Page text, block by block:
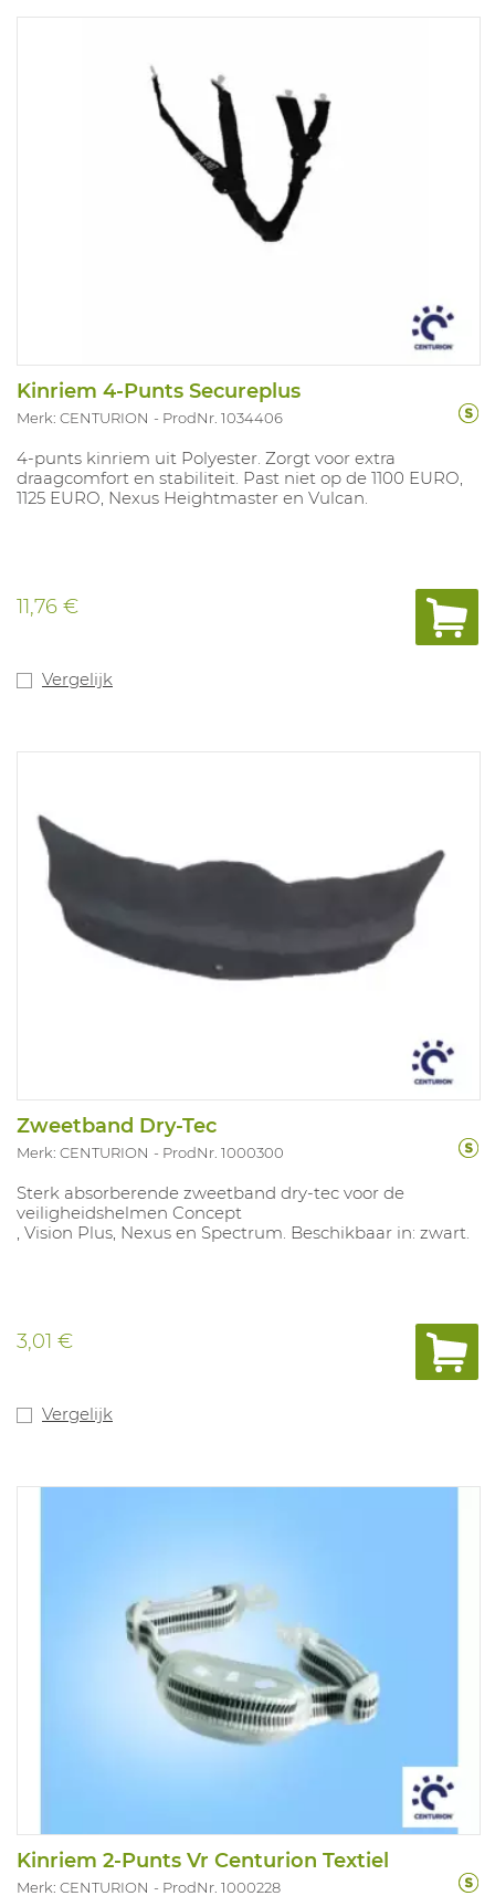
Kinriem 4-Punts Secureplus
Merk: CENTURION ProdNr. 1034406
4-punts kinriem uit Polyester. Zorgt voor extra
draagcomfort en stabiliteit. Past niet op de 1100 EURO,
1125 EURO, Nexus Heightmaster en Vulcan.
11,76 €
Vergelijk
Zweetband Dry-Tec
Merk: CENTURION ProdNr. 1000300
Sterk absorberende zweetband dry-tec voor de
veiligheidshelmen Concept
, Vision Plus, Nexus en Spectrum. Beschikbaar in: zwart.
3,01 €
Vergelijk
Kinriem 2-Punts Vr Centurion Textiel
Merk: CENTURION ProdNr. 1000228